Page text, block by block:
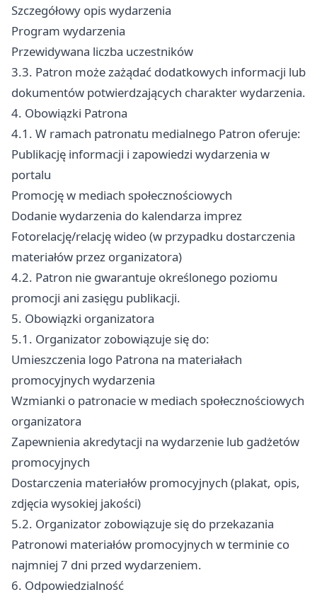
Szczegółowy opis wydarzenia
Program wydarzenia
Przewidywana liczba uczestników
3.3. Patron może zażądać dodatkowych informacji lub
dokumentów potwierdzających charakter wydarzenia.
4. Obowiązki Patrona
4.1. W ramach patronatu medialnego Patron oferuje:
Publikację informacji i zapowiedzi wydarzenia w
portalu
Promocję w mediach społecznościowych
Dodanie wydarzenia do kalendarza imprez
Fotorelację/relację wideo (w przypadku dostarczenia
materiałów przez organizatora)
4.2. Patron nie gwarantuje określonego poziomu
promocji ani zasięgu publikacji.
5. Obowiązki organizatora
5.1. Organizator zobowiązuje się do:
Umieszczenia logo Patrona na materiałach
promocyjnych wydarzenia
Wzmianki o patronacie w mediach społecznościowych
organizatora
Zapewnienia akredytacji na wydarzenie lub gadżetów
promocyjnych
Dostarczenia materiałów promocyjnych (plakat, opis,
zdjęcia wysokiej jakości)
5.2. Organizator zobowiązuje się do przekazania
Patronowi materiałów promocyjnych w terminie co
najmniej 7 dni przed wydarzeniem.
6. Odpowiedzialność